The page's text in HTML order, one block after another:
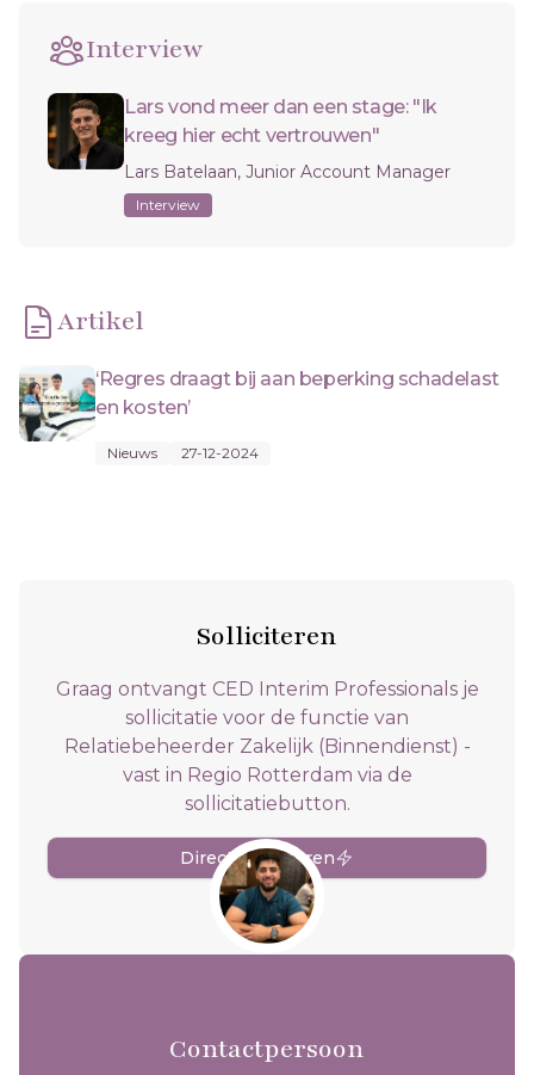
Interview
Lars vond meer dan een stage: "Ik
kreeg hier echt vertrouwen"
Lars Batelaan, Junior Account Manager
Interview
Artikel
‘Regres draagt bij aan beperking schadelast
en kosten’
Nieuws 27-12-2024
Solliciteren
Graag ontvangt CED Interim Professionals je
sollicitatie voor de functie van
Relatiebeheerder Zakelijk (Binnendienst) -
vast in Regio Rotterdam via de
sollicitatiebutton.
Direct solliciteren
Contactpersoon